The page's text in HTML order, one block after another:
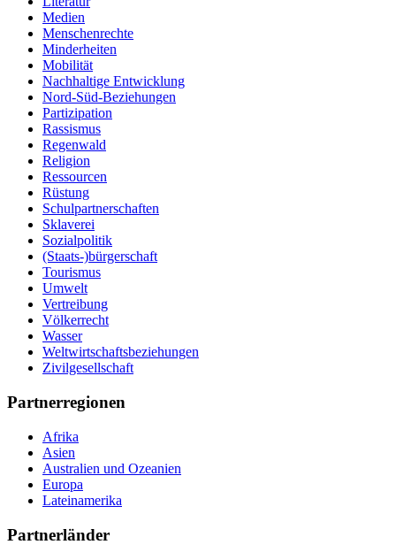
Medien
Menschenrechte
Minderheiten
Mobilität
Nachhaltige Entwicklung
Nord-Süd-Beziehungen
Partizipation
Rassismus
Regenwald
Religion
Ressourcen
Rüstung
Schulpartnerschaften
Sklaverei
Sozialpolitik
(Staats-)bürgerschaft
Tourismus
Umwelt
Vertreibung
Völkerrecht
Wasser
Weltwirtschaftsbeziehungen
Zivilgesellschaft
Partnerregionen
Afrika
Asien
Australien und Ozeanien
Europa
Lateinamerika
Partnerländer